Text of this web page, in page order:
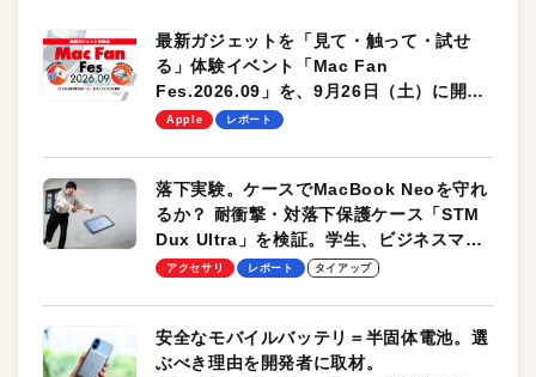
最新ガジェットを「見て・触って・試せ
る」体験イベント「Mac Fan
Fes.2026.09」を、9月26日（土）に開催
します！
Apple レポート
落下実験。ケースでMacBook Neoを守れ
るか？ 耐衝撃・対落下保護ケース「STM
Dux Ultra」を検証。学生、ビジネスマン
のモバイルユースに最適！
アクセサリ レポート タイアップ
安全なモバイルバッテリ＝半固体電池。選
ぶべき理由を開発者に取材。